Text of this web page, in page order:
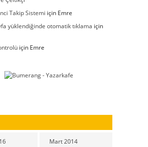
Takip Sistemi için Emre
yüklendiğinde otomatik tıklama için
için Emre
Mart 2014